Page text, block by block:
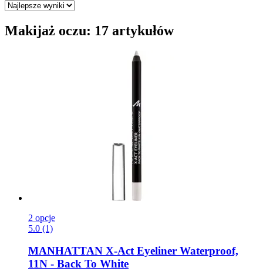
Makijaż oczu: 17 artykułów
2 opcje
5.0 (1)
MANHATTAN X-​Act Eyeliner Waterproof,
11N -​ Back To White